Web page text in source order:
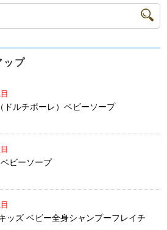
ップ
ドルチボーレ）ベビーソープ
ビーソープ
ッズ ベビー全身シャンプーフレイチ